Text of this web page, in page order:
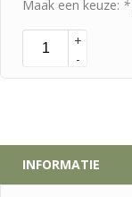
Maak een keuze: *
+
-
INFORMATIE